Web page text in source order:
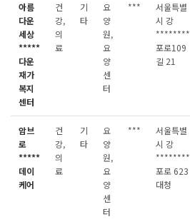
아름
다운
세상
*****
다운
재가
복지
센터
건
강,
의
료
기
타
요
양
원,
요
양
센
터
***
서울특별
시 강
********
포로109
길 21
암브
로
*****
데이
케어
건
강,
의
료
기
타
요
양
원,
요
양
센
터
***
서울특별
시 강
********
포로 623
대청